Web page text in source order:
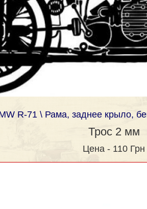
R-71 \ Рама, заднее крыло,
Трос 2 мм
Цена - 110 Грн